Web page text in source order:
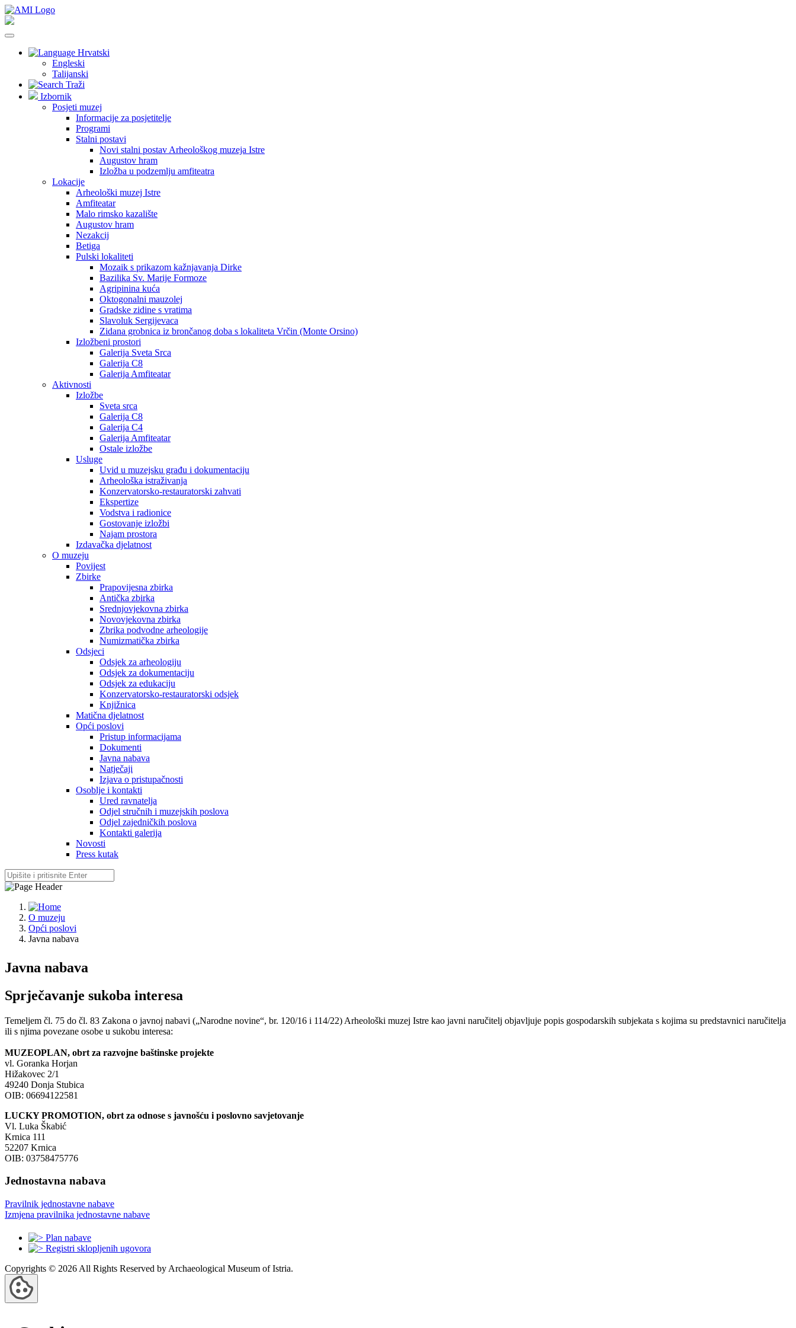
Hrvatski
Engleski
Talijanski
Traži
Izbornik
Posjeti muzej
Informacije za posjetitelje
Programi
Stalni postavi
Novi stalni postav Arheološkog muzeja Istre
Augustov hram
Izložba u podzemlju amfiteatra
Lokacije
Arheološki muzej Istre
Amfiteatar
Malo rimsko kazalište
Augustov hram
Nezakcij
Betiga
Pulski lokaliteti
Mozaik s prikazom kažnjavanja Dirke
Bazilika Sv. Marije Formoze
Agripinina kuća
Oktogonalni mauzolej
Gradske zidine s vratima
Slavoluk Sergijevaca
Zidana grobnica iz brončanog doba s lokaliteta Vrčin (Monte Orsino)
Izložbeni prostori
Galerija Sveta Srca
Galerija C8
Galerija Amfiteatar
Aktivnosti
Izložbe
Sveta srca
Galerija C8
Galerija C4
Galerija Amfiteatar
Ostale izložbe
Usluge
Uvid u muzejsku građu i dokumentaciju
Arheološka istraživanja
Konzervatorsko-restauratorski zahvati
Ekspertize
Vodstva i radionice
Gostovanje izložbi
Najam prostora
Izdavačka djelatnost
O muzeju
Povijest
Zbirke
Prapovijesna zbirka
Antička zbirka
Srednjovjekovna zbirka
Novovjekovna zbirka
Zbrika podvodne arheologije
Numizmatička zbirka
Odsjeci
Odsjek za arheologiju
Odsjek za dokumentaciju
Odsjek za edukaciju
Konzervatorsko-restauratorski odsjek
Knjižnica
Matična djelatnost
Opći poslovi
Pristup informacijama
Dokumenti
Javna nabava
Natječaji
Izjava o pristupačnosti
Osoblje i kontakti
Ured ravnatelja
Odjel stručnih i muzejskih poslova
Odjel zajedničkih poslova
Kontakti galerija
Novosti
Press kutak
O muzeju
Opći poslovi
Javna nabava
Javna nabava
Sprječavanje sukoba interesa
Temeljem čl. 75 do čl. 83 Zakona o javnoj nabavi („Narodne novine“, br. 120/16 i 114/22) Arheološki muzej Istre kao javni naručitelj objavljuje popis gospodarskih subjekata s kojima su predstavnici naručitelja
ili s njima povezane osobe u sukobu interesa:
MUZEOPLAN, obrt za razvojne baštinske projekte
vl. Goranka Horjan
Hižakovec 2/1
49240 Donja Stubica
OIB: 06694122581
LUCKY PROMOTION, obrt za odnose s javnošću i poslovno savjetovanje
Vl. Luka Škabić
Krnica 111
52207 Krnica
OIB: 03758475776
Jednostavna nabava
Pravilnik jednostavne nabave
Izmjena pravilnika jednostavne nabave
Plan nabave
Registri sklopljenih ugovora
Copyrights © 2026 All Rights Reserved by Archaeological Museum of Istria.